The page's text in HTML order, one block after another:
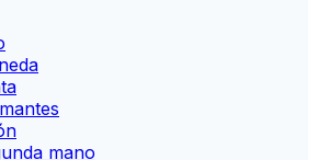
mano